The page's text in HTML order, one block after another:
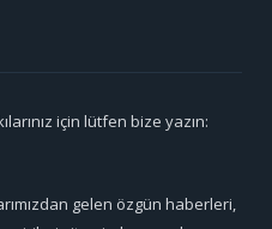
için lütfen bize yazın:
gelen özgün haberleri,